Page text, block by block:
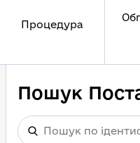
Процедура
Пошук